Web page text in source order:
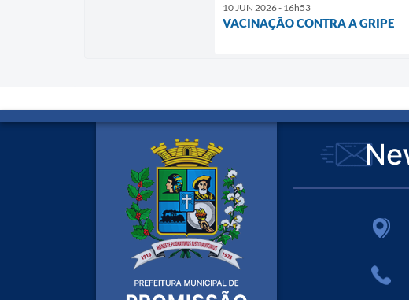
10 JUN 2026 - 16h53
VACINAÇÃO CONTRA A GRIPE